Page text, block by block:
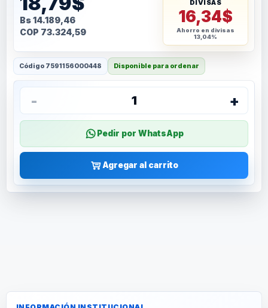
Bs 14.189,46
COP 73.324,59
DIVISAS
16,34$
Ahorro en divisas
13,04%
Código 7591156000448 Disponible para ordenar
- 1 +
Pedir por WhatsApp
Agregar al carrito